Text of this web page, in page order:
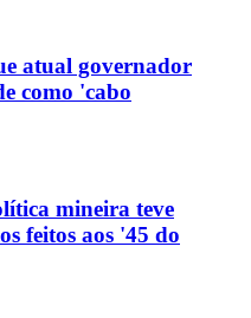
atual governador
como 'cabo
mineira teve
feitos aos '45 do